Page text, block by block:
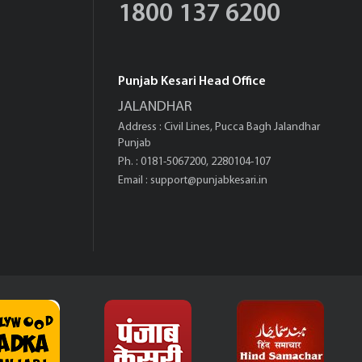
1800 137 6200
Punjab Kesari Head Office
JALANDHAR
Address : Civil Lines, Pucca Bagh Jalandhar
Punjab
Ph. : 0181-5067200, 2280104-107
Email : support@punjabkesari.in